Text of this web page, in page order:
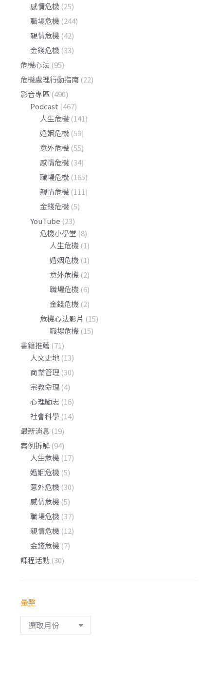
感情危機 (25)
職場危機 (244)
親情危機 (42)
金錢危機 (33)
危機心法 (95)
危機處理行動指南 (22)
影音專區 (490)
Podcast (467)
人生危機 (141)
婚姻危機 (59)
意外危機 (55)
感情危機 (34)
職場危機 (165)
親情危機 (111)
金錢危機 (5)
YouTube (23)
危機小學堂 (8)
人生危機 (1)
婚姻危機 (1)
意外危機 (2)
職場危機 (6)
金錢危機 (2)
危機心法影片 (15)
職場危機 (15)
書籍推薦 (71)
人文史地 (13)
商業管理 (30)
宗教命理 (4)
心理勵志 (16)
社會科學 (14)
最新消息 (19)
案例拆解 (94)
人生危機 (17)
婚姻危機 (5)
意外危機 (30)
感情危機 (5)
職場危機 (37)
親情危機 (12)
金錢危機 (7)
課程活動 (30)
彙整
整